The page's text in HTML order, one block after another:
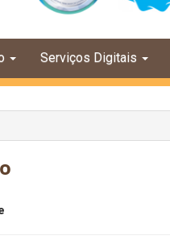
Serviços Digitais